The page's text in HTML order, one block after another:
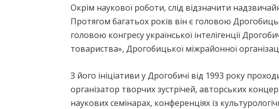
Окрім наукової роботи, слід відзначити
Протягом багатьох років він є головою
головою конгресу української інтелігенції
товариства», Дрогобицької міжрайонної
З його ініціативи у Дрогобичі від 1993 року
організатор творчих зустрічей, авторських
наукових семінарах, конференціях із